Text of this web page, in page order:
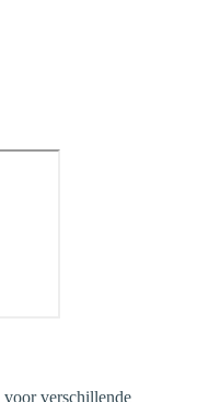
verschillende